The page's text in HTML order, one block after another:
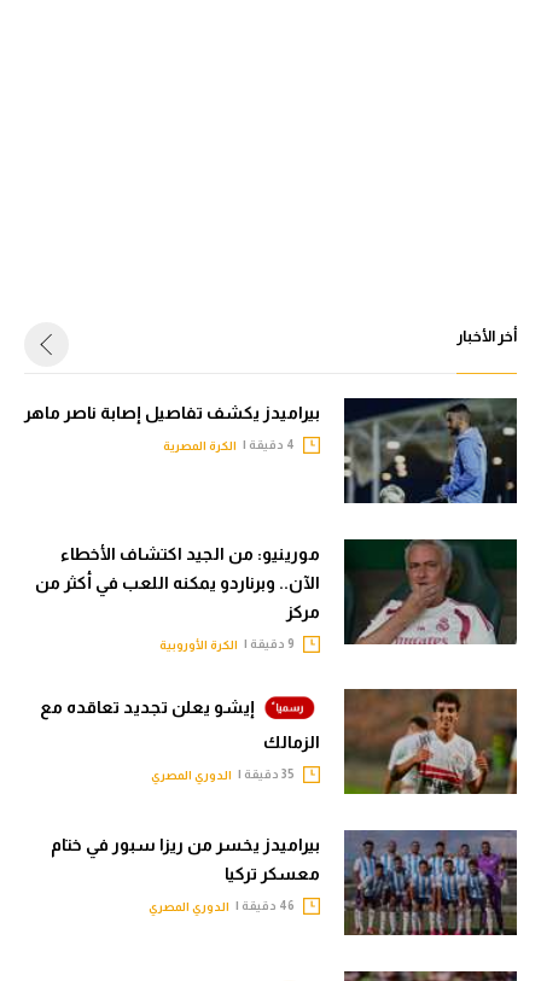
أخر الأخبار
بيراميدز يكشف تفاصيل إصابة ناصر ماهر
الكرة المصرية
مورينيو: من الجيد اكتشاف الأخطاء
الآن.. وبرناردو يمكنه اللعب في أكثر من
مركز
الكرة الأوروبية
إيشو يعلن تجديد تعاقده مع
الزمالك
الدوري المصري
بيراميدز يخسر من ريزا سبور في ختام
معسكر تركيا
الدوري المصري